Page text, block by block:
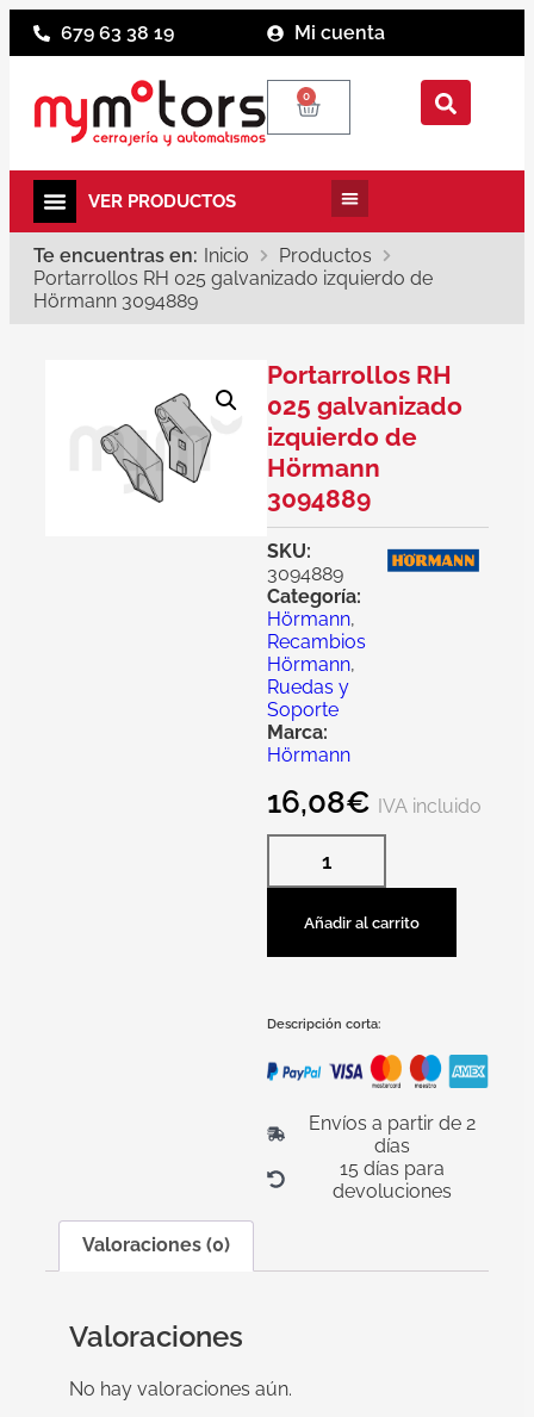
679 63 38 19 Mi cuenta
0
Te encuentras en: Inicio
Productos
Portarrollos RH 025 galvanizado izquierdo de
Hörmann 3094889
Portarrollos RH
025 galvanizado
izquierdo de
Hörmann
3094889
SKU:
3094889
Categoría:
Hörmann,
Recambios
Hörmann,
Ruedas y
Soporte
Marca:
Hörmann
16,08€ IVA incluido
Añadir al carrito
Descripción corta:
Envíos a partir de 2
días
15 días para
devoluciones
Valoraciones (0)
Valoraciones
No hay valoraciones aún.